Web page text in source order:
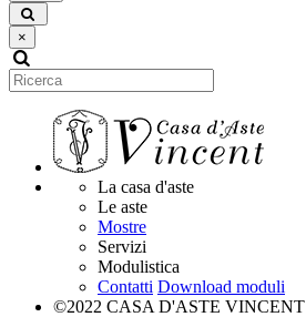
×
La casa d'aste
Le aste
Mostre
Servizi
Modulistica
Contatti Download moduli
©2022 CASA D'ASTE VINCENT